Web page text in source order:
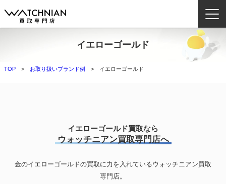
ウォッチニアン買取専門店とは？
ブランドから探す
査定方法
イエローゴールド
TOP お取り扱いブランド例 イエローゴールド
イエローゴールド買取なら
ウォッチニアン買取専門店へ
金のイエローゴールドの買取に力を入れているウォッチニアン買取
専門店。